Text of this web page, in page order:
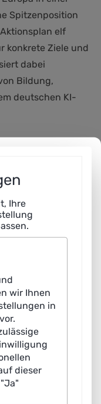
Spitzenposition
elf
konkrete Ziele und
dabei
Bildung,
deutschen KI-
die KI
Basis für KI besser
Inhaltlich auf
wie hybride KI,
KI-Systeme oder
auch der Transfer
.Aktuell kommt KI
Einsatz, bei
trotz einer
hinter
auf exzellenten
Ihre
wir Ihnen
in
vor.
dieser